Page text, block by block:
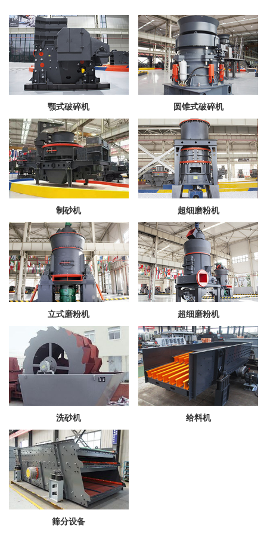
颚式破碎机 圆锥式破碎机
制砂机 超细磨粉机
立式磨粉机 超细磨粉机
洗砂机 给料机
筛分设备